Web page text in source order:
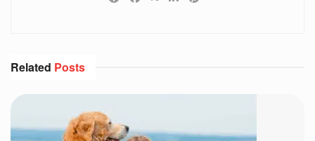
Related Posts